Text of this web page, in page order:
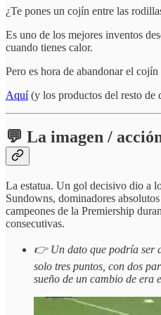
¿Te pones un cojín entre las
Es uno de los mejores inventos
cuando tienes calor.
Pero es hora de abandonar el
Aquí(y los productos del resto de
💬 La imagen /
La estatua. Un gol decisivo dio a
Sundowns, dominadores
campeones de la Premiership
consecutivas.
👉 Un dato que podría ser
solo tres puntos, con dos
sueño de un cambio de era